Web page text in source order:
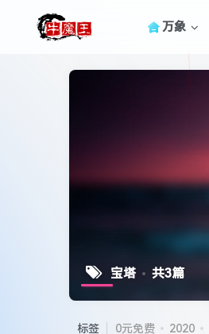
万象
宝塔 共3篇
标签 0元免费 2020